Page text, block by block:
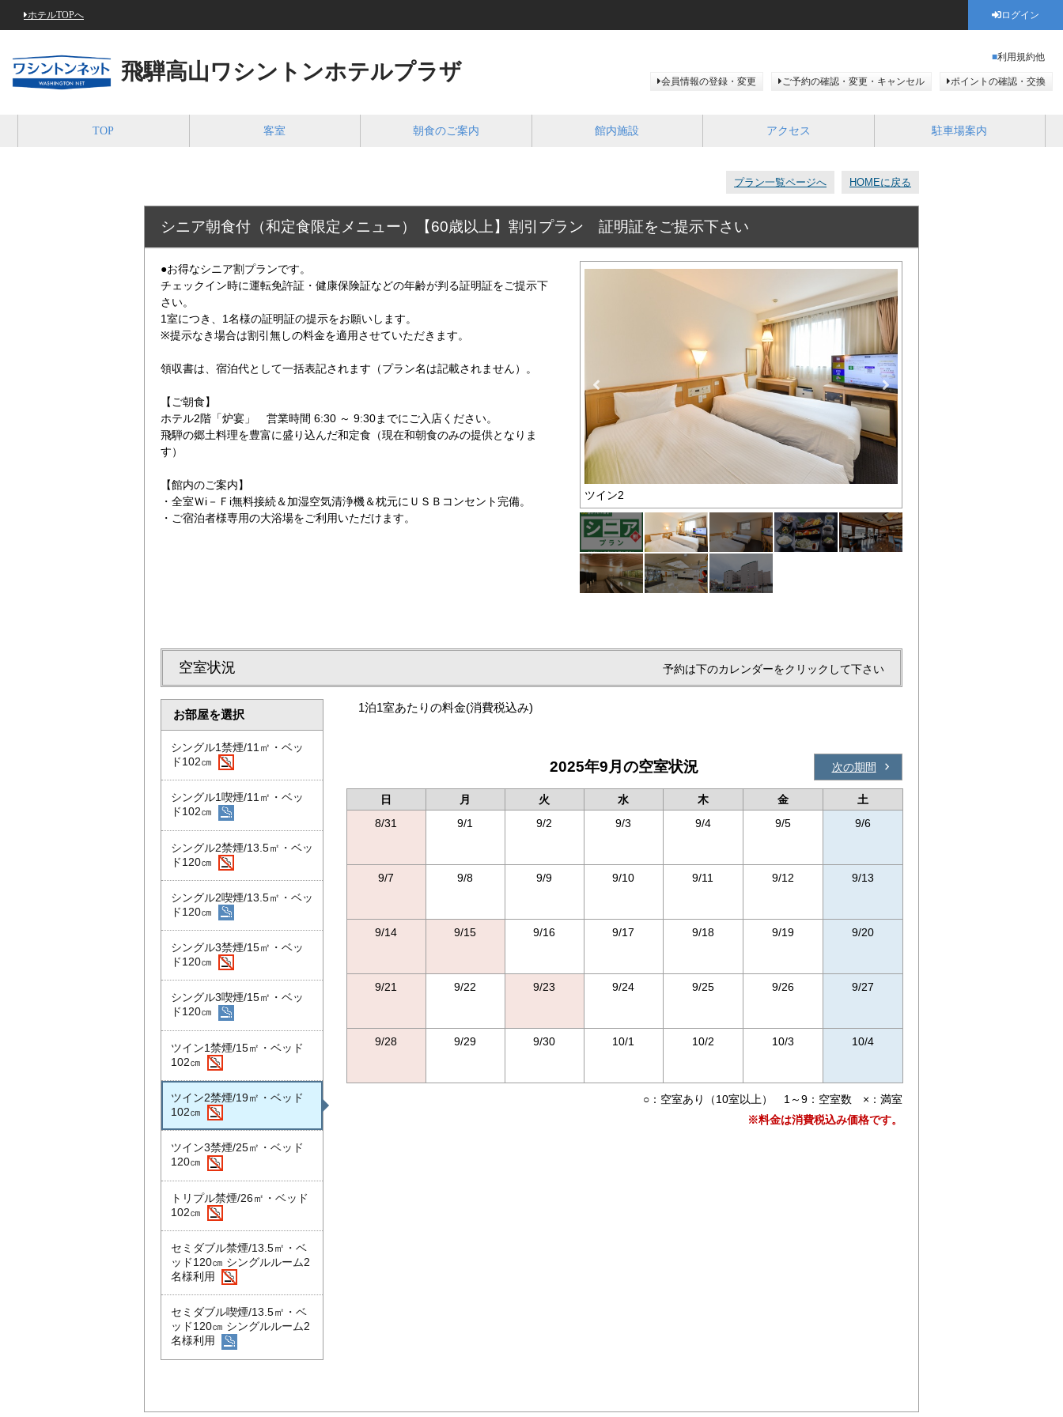
ホテルTOPへ ログイン
飛騨高山ワシントンホテルプラザ
利用規約他
会員情報の登録・変更 ご予約の確認・変更・キャンセル ポイントの確認・交換
TOP 客室 朝食のご案内 館内施設 アクセス 駐車場案内
プラン一覧ページへ HOMEに戻る
シニア朝食付（和定食限定メニュー）【60歳以上】割引プラン 証明証をご提示下さい
●お得なシニア割プランです。
チェックイン時に運転免許証・健康保険証などの年齢が判る証明証をご提示下
さい。
1室につき、1名様の証明証の提示をお願いします。
※提示なき場合は割引無しの料金を適用させていただきます。
領収書は、宿泊代として一括表記されます（プラン名は記載されません）。
【ご朝食】
ホテル2階「炉宴」 営業時間 6:30 ～ 9:30までにご入店ください。
飛騨の郷土料理を豊富に盛り込んだ和定食（現在和朝食のみの提供となりま
す）
【館内のご案内】
・全室Ｗi－Ｆi無料接続＆加湿空気清浄機＆枕元にＵＳＢコンセント完備。
・ご宿泊者様専用の大浴場をご利用いただけます。
60歳以上の方にお得なプラン ツイン2
空室状況 予約は下のカレンダーをクリックして下さい
お部屋を選択
シングル1禁煙/11㎡・ベッ
ド102㎝
シングル1喫煙/11㎡・ベッ
ド102㎝
シングル2禁煙/13.5㎡・ベッ
ド120㎝
シングル2喫煙/13.5㎡・ベッ
ド120㎝
シングル3禁煙/15㎡・ベッ
ド120㎝
シングル3喫煙/15㎡・ベッ
ド120㎝
ツイン1禁煙/15㎡・ベッド
102㎝
ツイン2禁煙/19㎡・ベッド
102㎝
ツイン3禁煙/25㎡・ベッド
120㎝
トリプル禁煙/26㎡・ベッド
102㎝
セミダブル禁煙/13.5㎡・ベ
ッド120㎝ シングルルーム2
名様利用
セミダブル喫煙/13.5㎡・ベ
ッド120㎝ シングルルーム2
名様利用
1泊1室あたりの料金(消費税込み)
2025年9月の空室状況 次の期間
日 月 火 水 木 金
土
8/31
9/1 9/2 9/3 9/4 9/5 9/6
9/7 9/8 9/9 9/10 9/11 9/12 9/13
9/14 9/15 9/16 9/17 9/18 9/19 9/20
9/21 9/22 9/23 9/24 9/25 9/26 9/27
9/28 9/29 9/30 10/1 10/2 10/3 10/4
○：空室あり（10室以上） 1～9：空室数 ×：満室
※料金は消費税込み価格です。